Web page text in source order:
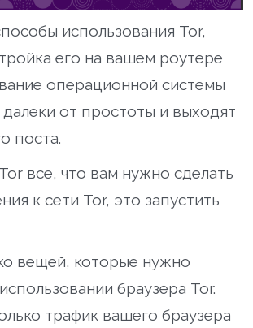
использования Tor,
его на вашем роутере
операционной системы
от простоты и выходят
поста.
все, что вам нужно сделать
к сети Tor, это запустить
вещей, которые нужно
браузера Tor.
трафик вашего браузера